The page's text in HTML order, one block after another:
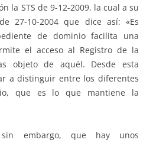
la STS de 9-12-2009, la cual a su
27-10-2004 que dice así: «Es
de dominio facilita una
el acceso al Registro de la
objeto de aquél. Desde esta
a distinguir entre los diferentes
que es lo que mantiene la
embargo, que hay unos